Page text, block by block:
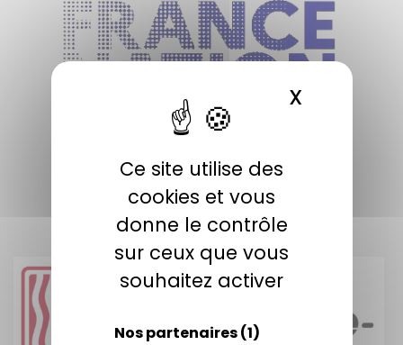
Ce site utilise des
cookies et vous
donne le contrôle
sur ceux que vous
souhaitez activer
Nos partenaires(1)
X